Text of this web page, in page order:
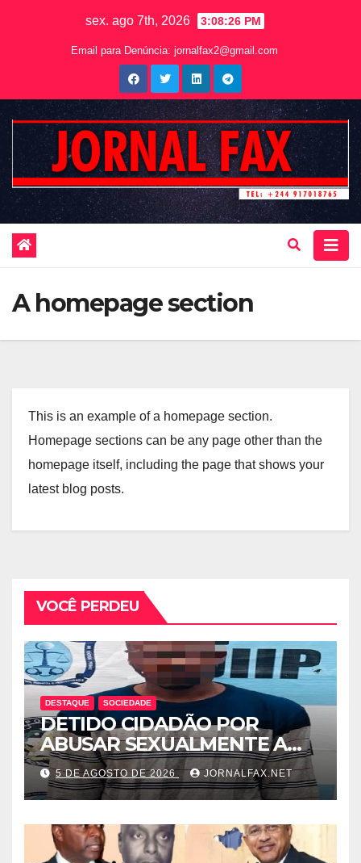
sex. ago 7th, 2026 3:08:27 PM
Email para Denúncia: jornalfax2@gmail.com
A homepage section
This is an example of a homepage section.
Homepage sections can be any page other than the
homepage itself, including the page that shows your
latest blog posts.
VOCÊ PERDEU
DESTAQUE SOCIEDADE
DETIDO CIDADÃO POR
ABUSAR SEXUALMENTE A
CUNHADA MENOR DE IDADE
5 DE AGOSTO DE 2026 JORNALFAX.NET